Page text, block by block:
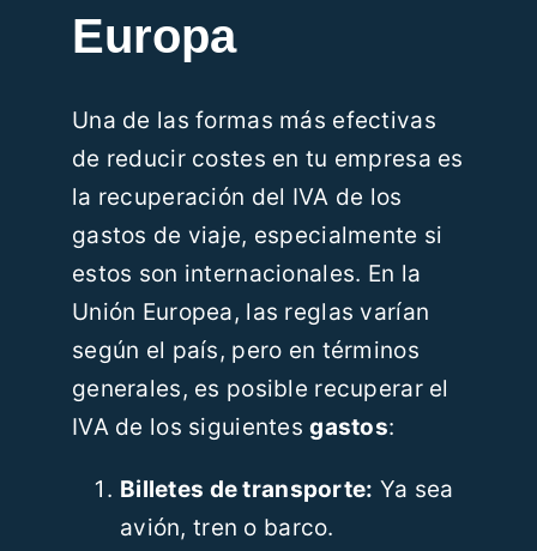
Europa
Una de las formas más efectivas
de reducir costes en tu empresa es
la recuperación del IVA de los
gastos de viaje, especialmente si
estos son internacionales. En la
Unión Europea, las reglas varían
según el país, pero en términos
generales, es posible recuperar el
IVA de los siguientesgastos:
Billetes de transporte: Ya sea
avión, tren o barco.